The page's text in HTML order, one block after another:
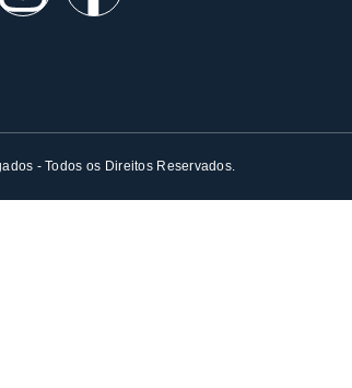
- Todos os Direitos Reservados.